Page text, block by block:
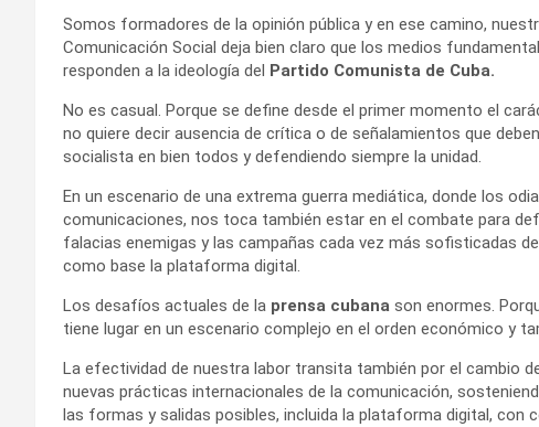
Somos formadores de la opinión pública y en ese camino,
Comunicación Social deja bien claro que los medios
responden a la ideología del
Partido Comunista de Cuba.
No es casual. Porque se define desde el primer momento el
no quiere decir ausencia de crítica o de señalamientos que
socialista en bien todos y defendiendo siempre la unidad.
En un escenario de una extrema guerra mediática, donde los
comunicaciones, nos toca también estar en el combate para
falacias enemigas y las campañas cada vez más sofisticadas
como base la plataforma digital.
Los desafíos actuales de la prensa cubana son enormes.
tiene lugar en un escenario complejo en el orden económico y
La efectividad de nuestra labor transita también por el cambio
nuevas prácticas internacionales de la comunicación,
las formas y salidas posibles, incluida la plataforma digital,